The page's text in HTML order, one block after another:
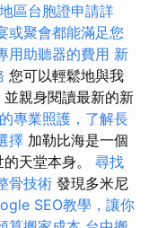
區台胞證申請詳
或聚會都能滿足您
用助聽器的費用 新
您可以輕鬆地與我
親身閱讀最新的新
專業照護，了解長
擇 加勒比海是一個
天堂本身。 尋找
骨技術 發現多米尼
SEO教學，讓你